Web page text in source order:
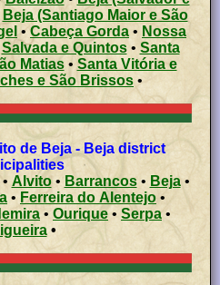
Beja (Santiago Maior e São
•Cabeça Gorda • Nossa
Salvada e Quintos• Santa
Matias• Santa Vitória e
e São Brissos •
de Beja - Beja district
Alvito• Barrancos• Beja•
• Ferreira do Alentejo •
• Ourique• Serpa•
•